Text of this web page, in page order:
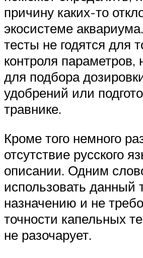
причину каких-то
экосистеме
тесты не годятся для
контроля параметров,
для подбора
удобрений или
травнике.
Кроме того немного
отсутствие русского
описании. Одним
использовать данный
назначению и не
точности капельных
не разочарует.